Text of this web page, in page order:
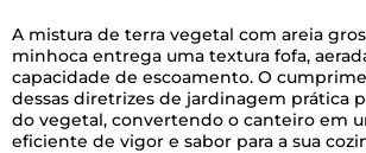
A mistura de terra vegetal com areia
minhoca entrega uma textura fofa,
capacidade de escoamento. O
dessas diretrizes de jardinagem prática
do vegetal, convertendo o canteiro em
eficiente de vigor e sabor para a sua